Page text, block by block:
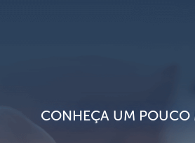
CONHEÇA UM POUCO